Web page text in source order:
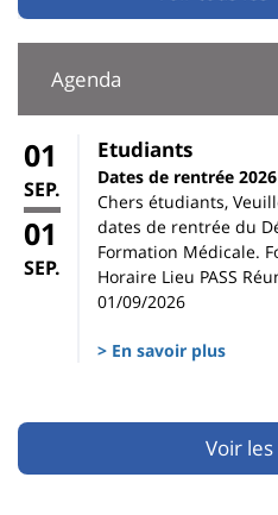
Agenda
01
SEP.
01
SEP.
Etudiants
Dates de rentrée
Chers étudiants,
dates de rentrée du
Formation Médicale.
Horaire Lieu PASS
01/09/2026
> En savoir plus
Voir